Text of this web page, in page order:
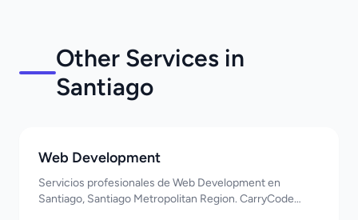
Other Services in
Santiago
Web Development
Servicios profesionales de Web Development en
Santiago, Santiago Metropolitan Region. CarryCode